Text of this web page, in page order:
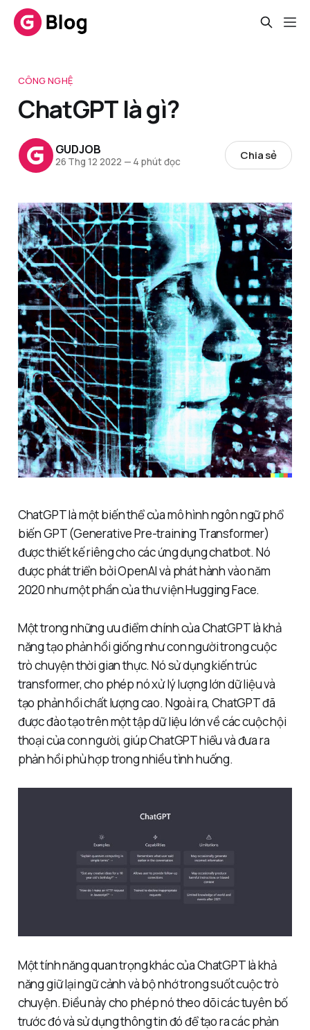
CÔNG NGHỆ
ChatGPT là gì?
GUDJOB
26 Thg 12 2022 — 4 phút đọc Chia sẻ
ChatGPT là một biến thể của mô hình ngôn ngữ phổ
biến GPT (Generative Pre-training Transformer)
được thiết kế riêng cho các ứng dụng chatbot. Nó
được phát triển bởi OpenAI và phát hành vào năm
2020 như một phần của thư viện Hugging Face.
Một trong những ưu điểm chính của ChatGPT là khả
năng tạo phản hồi giống như con người trong cuộc
trò chuyện thời gian thực. Nó sử dụng kiến ​​trúc
transformer, cho phép nó xử lý lượng lớn dữ liệu và
tạo phản hồi chất lượng cao. Ngoài ra, ChatGPT đã
được đào tạo trên một tập dữ liệu lớn về các cuộc hội
thoại của con người, giúp ChatGPT hiểu và đưa ra
phản hồi phù hợp trong nhiều tình huống.
Một tính năng quan trọng khác của ChatGPT là khả
năng giữ lại ngữ cảnh và bộ nhớ trong suốt cuộc trò
chuyện. Điều này cho phép nó theo dõi các tuyên bố
trước đó và sử dụng thông tin đó để tạo ra các phản